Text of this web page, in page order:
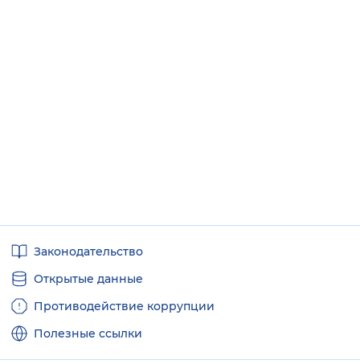
ссылкиЗаконодательство
Открытые данные
Противодействие коррупции
Полезные ссылки